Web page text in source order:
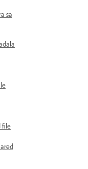
sa
file